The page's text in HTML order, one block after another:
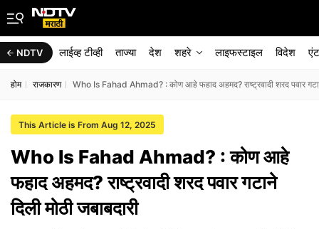
NDTV लाईव्ह टीव्ही ताज्या देश शहरे लाइफस्टाइल विदेश
होम राजकारण Who Is Fahad Ahmad? : कोण आहे फहाद अहमद? राष्ट्रवादी शरद पवार गटाने
This Article is From Aug 12, 2025
Who Is Fahad Ahmad? : कोण आहे
फहाद अहमद? राष्ट्रवादी शरद पवार गटाने
दिली मोठी जबाबदारी